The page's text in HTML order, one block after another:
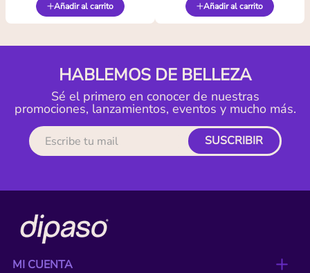
Añadir al carrito Añadir al carrito
HABLEMOS DE BELLEZA
Sé el primero en conocer de nuestras
promociones, lanzamientos, eventos y mucho más.
SUSCRIBIR
MI CUENTA